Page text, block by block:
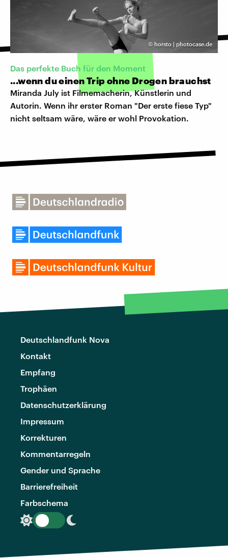
© horsto | photocase.de
Das perfekte Buch für den Moment
...wenn du einen Trip ohne Drogen brauchst
Miranda July ist Filmemacherin, Künstlerin und
Autorin. Wenn ihr erster Roman "Der erste fiese Typ"
nicht seltsam wäre, wäre er wohl Provokation.
Deutschlandfunk Nova
Kontakt
Empfang
Trophäen
Datenschutzerklärung
Impressum
Korrekturen
Kommentarregeln
Gender und Sprache
Barrierefreiheit
Farbschema